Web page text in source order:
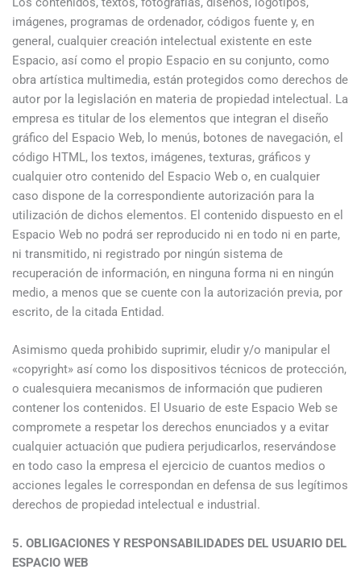
imágenes, programas de ordenador, códigos fuente y, en
general, cualquier creación intelectual existente en este
Espacio, así como el propio Espacio en su conjunto, como
obra artística multimedia, están protegidos como derechos de
autor por la legislación en materia de propiedad intelectual. La
empresa es titular de los elementos que integran el diseño
gráfico del Espacio Web, lo menús, botones de navegación, el
código HTML, los textos, imágenes, texturas, gráficos y
cualquier otro contenido del Espacio Web o, en cualquier
caso dispone de la correspondiente autorización para la
utilización de dichos elementos. El contenido dispuesto en el
Espacio Web no podrá ser reproducido ni en todo ni en parte,
ni transmitido, ni registrado por ningún sistema de
recuperación de información, en ninguna forma ni en ningún
medio, a menos que se cuente con la autorización previa, por
escrito, de la citada Entidad.
Asimismo queda prohibido suprimir, eludir y/o manipular el
«copyright» así como los dispositivos técnicos de protección,
o cualesquiera mecanismos de información que pudieren
contener los contenidos. El Usuario de este Espacio Web se
compromete a respetar los derechos enunciados y a evitar
cualquier actuación que pudiera perjudicarlos, reservándose
en todo caso la empresa el ejercicio de cuantos medios o
acciones legales le correspondan en defensa de sus legítimos
derechos de propiedad intelectual e industrial.
5. OBLIGACIONES Y RESPONSABILIDADES DEL USUARIO DEL
ESPACIO WEB